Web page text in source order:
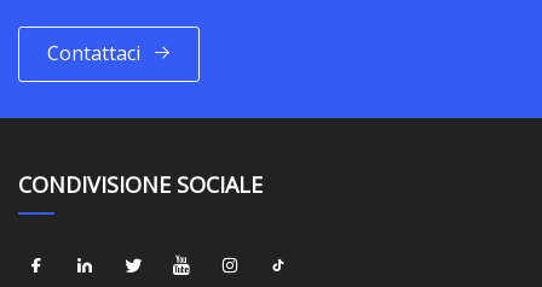
Contattaci
CONDIVISIONE SOCIALE